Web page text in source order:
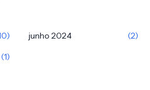
junho 2024
(2)
(1)